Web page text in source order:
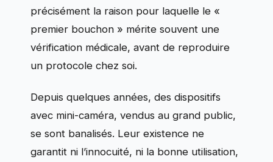
précisément la raison pour laquelle le «
premier bouchon » mérite souvent une
vérification médicale, avant de reproduire
un protocole chez soi.
Depuis quelques années, des dispositifs
avec mini-caméra, vendus au grand public,
se sont banalisés. Leur existence ne
garantit ni l’innocuité, ni la bonne utilisation,